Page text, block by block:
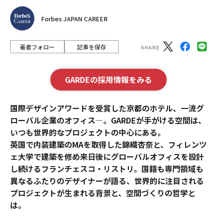
Forbes JAPAN CAREER
著者フォロー 記事を保存
GARDEの採用情報をみる
国際デザインアワードを受賞した京都のホテル、一流グ
ローバル企業のオフィス—。GARDEが手がける空間は、
いつも世界的なプロジェクトの中心にある。
英国で内装建築のMAを取得した錦織杏奈と、フィレンツ
ェ大学で建築を修め来日後にグローバルオフィスを設計
し続けるフランチェスコ・リストリ。国籍も専門領域も
異なるふたりのデザイナーが語る、世界的に注目される
プロジェクトが生まれる背景と、空間づくりの哲学と
は。